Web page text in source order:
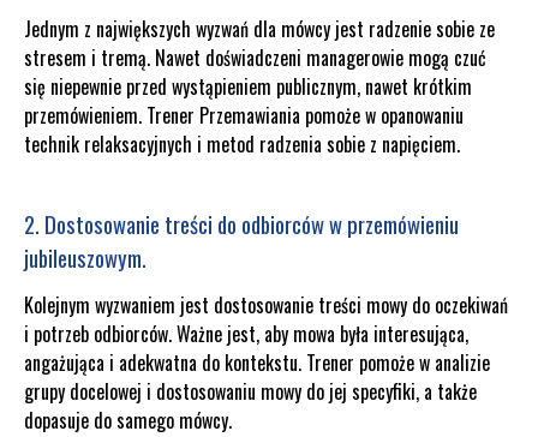
Jednym z największych wyzwań dla mówcy jest radzenie sobie ze
stresem i tremą. Nawet doświadczeni managerowie mogą czuć
się niepewnie przed wystąpieniem publicznym, nawet krótkim
przemówieniem. Trener Przemawiania pomoże w opanowaniu
technik relaksacyjnych i metod radzenia sobie z napięciem.
2. Dostosowanie treści do odbiorców w przemówieniu
jubileuszowym.
Kolejnym wyzwaniem jest dostosowanie treści mowy do oczekiwań
i potrzeb odbiorców. Ważne jest, aby mowa była interesująca,
angażująca i adekwatna do kontekstu. Trener pomoże w analizie
grupy docelowej i dostosowaniu mowy do jej specyfiki, a także
dopasuje do samego mówcy.